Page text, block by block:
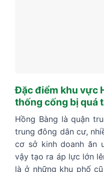
Đặc điểm khu vực
thống cống bị quá
Hồng Bàng là quận
trung đông dân cư,
cơ sở kinh doanh ăn
vậy tạo ra áp lực lớn
là ở những khu phố